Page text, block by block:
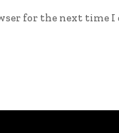
for the next time I